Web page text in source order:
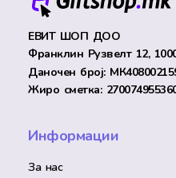
ЕВИТ ШОП ДОО
Франклин Рузвелт 12,
Даночен број:
Жиро сметка:
Информации
За нас